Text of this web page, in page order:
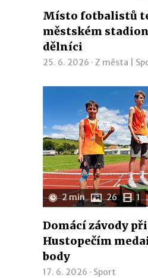
Místo fotbalistů
městském
dělníci
25. 6. 2026 · Z města
2 min 26 1
Domácí závody
Hustopečím
body
17. 6. 2026 · Sport